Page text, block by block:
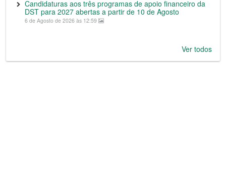
Candidaturas aos três programas de apoio financeiro da
DST para 2027 abertas a partir de 10 de Agosto
6 de Agosto de 2026 às 12:59
Ver todos